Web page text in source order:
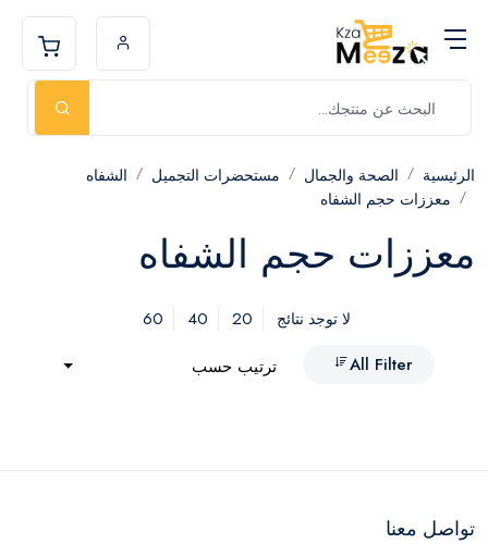
الرئيسية الصحة والجمال مستحضرات التجميل
الشفاه
معززات حجم الشفاه
معززات حجم الشفاه
لا توجد نتائج 20
40
60
All Filter
ترتيب حسب
تواصل معنا